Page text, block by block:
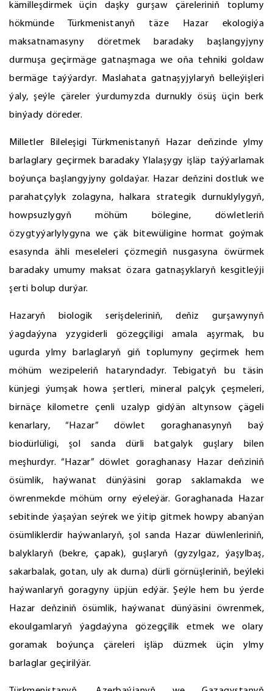
kämilleşdirmek üçin daşky gurşaw çäreleriniň toplumy
hökmünde Türkmenistanyň täze Hazar ekologiýa
maksatnamasyny döretmek baradaky başlangyjyny
durmuşa geçirmäge gatnaşmaga we oňa tehniki goldaw
bermäge taýýardyr. Maslahata gatnaşyjylaryň belleýişleri
ýaly, şeýle çäreler ýurdumyzda durnukly ösüş üçin berk
binýady döreder.
Milletler Bileleşigi Türkmenistanyň Hazar deňzinde ylmy
barlaglary geçirmek baradaky Ylalaşygy işläp taýýarlamak
boýunça başlangyjyny goldaýar. Hazar deňzini dostluk we
parahatçylyk zolagyna, halkara strategik durnuklylygyň,
howpsuzlygyň möhüm bölegine, döwletleriň
özygtyýarlylygyna we çäk bitewüligine hormat goýmak
esasynda ähli meseleleri çözmegiň nusgasyna öwürmek
baradaky umumy maksat özara gatnaşyklaryň kesgitleýji
şerti bolup durýar.
Hazaryň biologik serişdeleriniň, deňiz gurşawynyň
ýagdaýyna yzygiderli gözegçiligi amala aşyrmak, bu
ugurda ylmy barlaglaryň giň toplumyny geçirmek hem
möhüm wezipeleriň hataryndadyr. Tebigatyň bu täsin
künjegi ýumşak howa şertleri, mineral palçyk çeşmeleri,
birnäçe kilometre çenli uzalyp gidýän altynsow çägeli
kenarlary, “Hazar” döwlet goraghanasynyň baý
biodürlüligi, şol sanda dürli batgalyk guşlary bilen
meşhurdyr. “Hazar” döwlet goraghanasy Hazar deňziniň
ösümlik, haýwanat dünýäsini gorap saklamakda we
öwrenmekde möhüm orny eýeleýär. Goraghanada Hazar
sebitinde ýaşaýan seýrek we ýitip gitmek howpy abanýan
ösümliklerdir haýwanlaryň, şol sanda Hazar düwlenleriniň,
balyklaryň (bekre, çapak), guşlaryň (gyzylgaz, ýaşylbaş,
sakarbalak, gotan, uly ak durna) dürli görnüşleriniň, beýleki
haýwanlaryň goragyny üpjün edýär. Şeýle hem bu ýerde
Hazar deňziniň ösümlik, haýwanat dünýäsini öwrenmek,
ekoulgamlaryň ýagdaýyna gözegçilik etmek we olary
goramak boýunça çäreleri işläp düzmek üçin ylmy
barlaglar geçirilýär.